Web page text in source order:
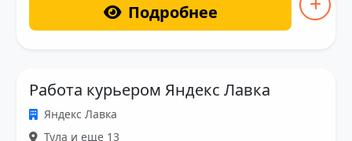
Подробнее
Работа курьером Яндекс Лавка
Яндекс Лавка
Тула и еще 13